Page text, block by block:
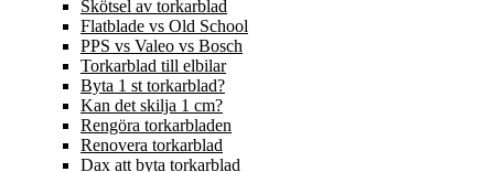
Skötsel av torkarblad
Flatblade vs Old School
PPS vs Valeo vs Bosch
Torkarblad till elbilar
Byta 1 st torkarblad?
Kan det skilja 1 cm?
Rengöra torkarbladen
Renovera torkarblad
Dax att byta torkarblad